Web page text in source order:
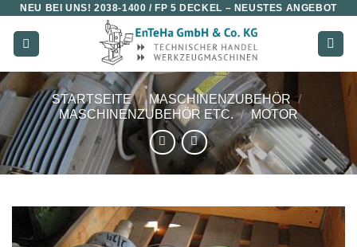
Zum
Inhalt
springen
NEU BEI UNS!2038-1400 / FP 5 DECKEL – NEUSTES ANGEBOT
STARTSEITE / MASCHINENZUBEHÖR /
MASCHINENZUBEHÖR ETC. / MOTOR